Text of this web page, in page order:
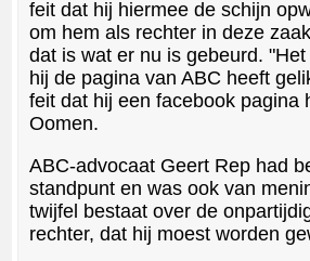
feit dat hij hiermee de schijn
om hem als rechter in deze
dat is wat er nu is gebeurd.
hij de pagina van ABC heeft
feit dat hij een facebook pagina
Oomen.
ABC-advocaat Geert Rep had
standpunt en was ook van
twijfel bestaat over de
rechter, dat hij moest worden